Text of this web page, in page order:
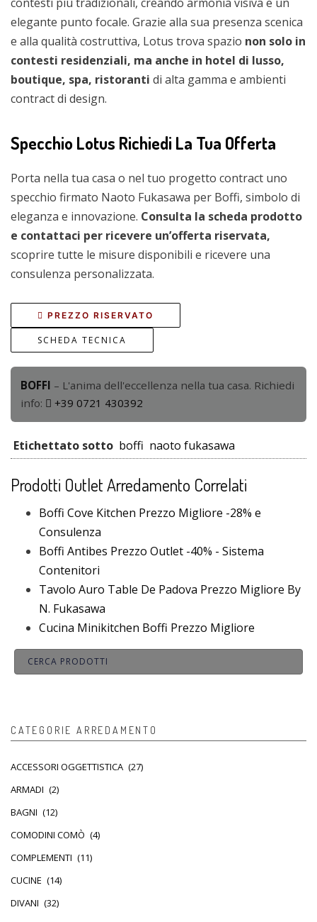
elegante punto focale. Grazie alla sua presenza scenica
e alla qualità costruttiva, Lotus trova spazio non solo in
contesti residenziali, ma anche in hotel di lusso,
boutique, spa, ristoranti di alta gamma e ambienti
contract di design.
Specchio Lotus Richiedi La Tua Offerta
Porta nella tua casa o nel tuo progetto contract uno
specchio firmato Naoto Fukasawa per Boffi, simbolo di
eleganza e innovazione. Consulta la scheda prodotto
e contattaci per ricevere un’offerta riservata,
scoprire tutte le misure disponibili e ricevere una
consulenza personalizzata.
PREZZO RISERVATO
SCHEDA TECNICA
BOFFI – L'anima dell'eccellenza nella tua casa. Richiedi
info:
+39 0721 430392
Etichettato sotto boffi naoto fukasawa
Prodotti Outlet Arredamento Correlati
Boffi Cove Kitchen Prezzo Migliore -28% e
Consulenza
Boffi Antibes Prezzo Outlet -40% - Sistema
Contenitori
Tavolo Auro Table De Padova Prezzo Migliore By
N. Fukasawa
Cucina Minikitchen Boffi Prezzo Migliore
CATEGORIE ARREDAMENTO
ACCESSORI OGGETTISTICA (27)
ARMADI (2)
BAGNI (12)
COMODINI COMÒ (4)
COMPLEMENTI (11)
CUCINE (14)
DIVANI (32)